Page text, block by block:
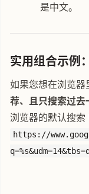
是中文。
实用组合示例：
如果您想在浏览器
荐、且只搜索过去
浏览器的默认搜索
https://